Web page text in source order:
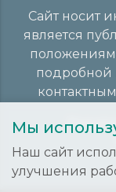
Сайт носит
является
подробной
Мы
Наш сайт
улучшения